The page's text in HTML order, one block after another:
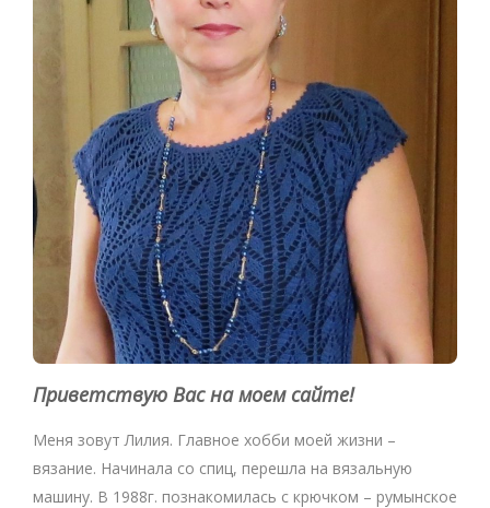
Приветствую Вас на моем сайте!
Меня зовут Лилия. Главное хобби моей жизни –
вязание. Начинала со спиц, перешла на вязальную
машину. В 1988г. познакомилась с крючком – румынское